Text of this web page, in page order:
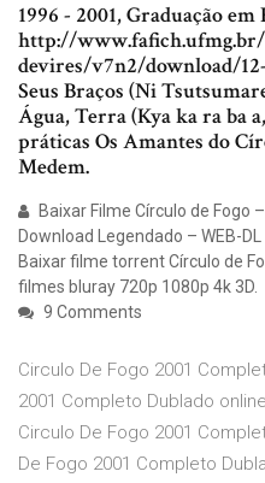
1996 - 2001, Graduação em
http://
devires/v7n2/download/
Seus Braços (Ni
Água, Terra (Kya ka ra ba
práticas Os Amantes do
Medem.
Baixar Filme Círculo de Fogo
Download Legendado – WEB-
Baixar filme torrent Círculo de
filmes bluray 720p 1080p 4k 3D.
9 Comments
Circulo De Fogo 2001
2001 Completo Dublado
Circulo De Fogo 2001
De Fogo 2001 Completo